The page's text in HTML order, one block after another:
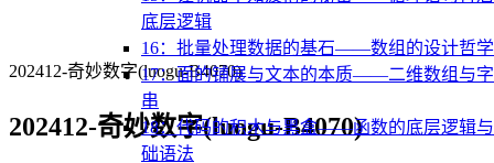
底层逻辑
16：批量处理数据的基石——数组的设计哲学
17：面的铺展与文本的本质——二维数组与
串
18：代码的积木与黑盒——函数的底层逻辑
础语法
202412-奇妙数字(luogu-B4070)
202412-奇妙数字(luogu-B4070)